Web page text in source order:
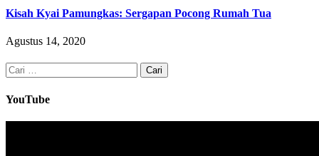
Kisah Kyai Pamungkas: Sergapan Pocong Rumah Tua
Agustus 14, 2020
Cari
untuk:
YouTube